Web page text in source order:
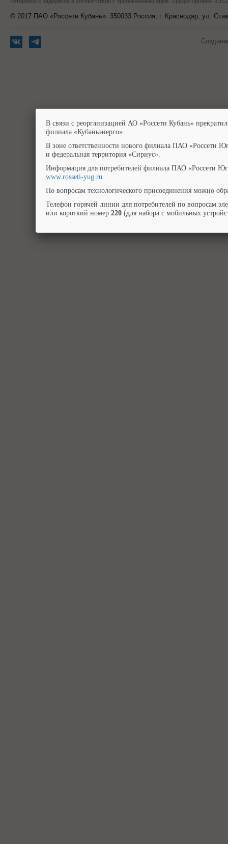
© 2017 ПАО «Россети Кубань». 350033 Россия, г. Краснодар, ул.
В связи с реорганизацией АО «Россети Кубань»
филиала «Кубаньэнерго».
В зоне ответственности нового филиала ПАО «Россети
и федеральная территория «Сириус».
Информация для потребителей филиала ПАО «Россети
www.rosseti-yug.ru.
По вопросам технологического присоединения можно
Телефон горячей линии для потребителей по вопросам
или короткий номер 220 (для набора с мобильных